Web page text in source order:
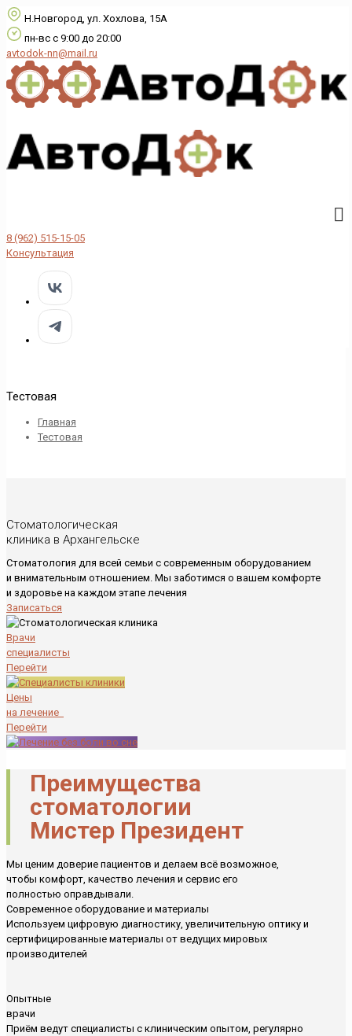
Н.Новгород, ул. Хохлова, 15А
пн-вс с 9:00 до 20:00
avtodok-nn@mail.ru
8 (962) 515-15-05
Консультация
Тестовая
Главная
Тестовая
Стоматологическая
клиника в Архангельске
Стоматология для всей семьи с современным оборудованием
и внимательным отношением. Мы заботимся о вашем комфорте
и здоровье на каждом этапе лечения
Записаться
Врачи
специалисты
Перейти
Цены
на лечение
Перейти
Преимущества
стоматологии
Мистер Президент
Мы ценим доверие пациентов и делаем всё возможное,
чтобы комфорт, качество лечения и сервис его
полностью оправдывали.
Современное оборудование и материалы
Используем цифровую диагностику, увеличительную оптику и
сертифицированные материалы от ведущих мировых
производителей
Опытные
врачи
Приём ведут специалисты с клиническим опытом, регулярно